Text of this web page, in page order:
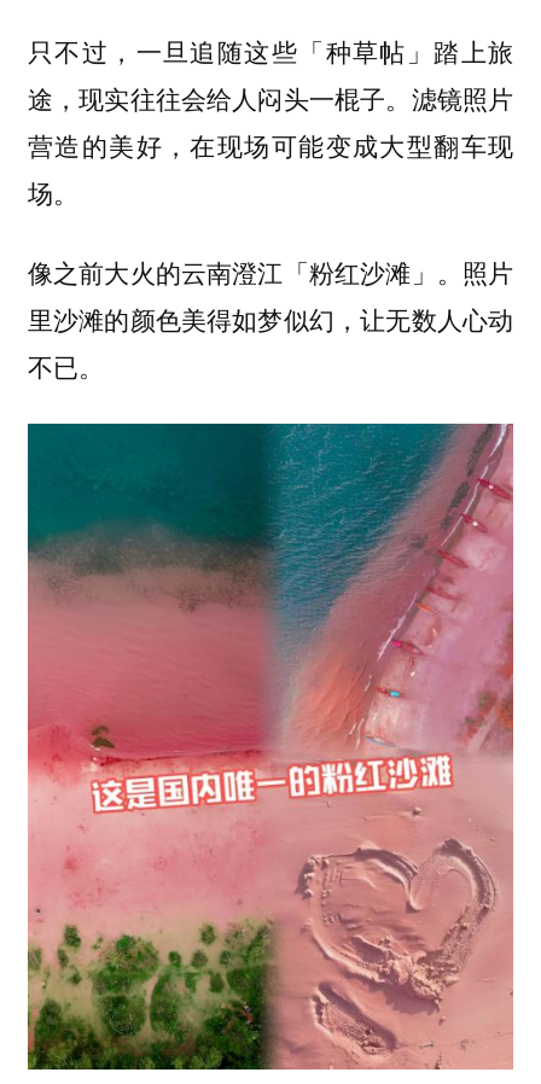
只不过，一旦追随这些「种草帖」踏上旅
途，现实往往会给人闷头一棍子。滤镜照片
营造的美好，在现场可能变成大型翻车现
场。
像之前大火的云南澄江「粉红沙滩」。照片
里沙滩的颜色美得如梦似幻，让无数人心动
不已。